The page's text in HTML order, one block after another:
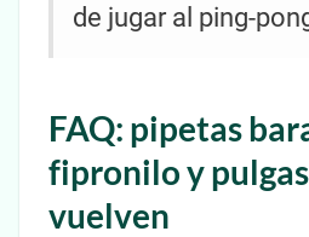
de jugar al ping-
FAQ: pipetas
fipronilo y
vuelven